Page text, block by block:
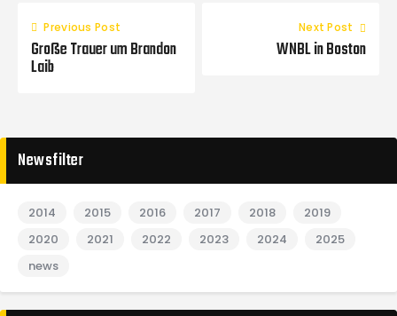
Previous Post
Große Trauer um Brandon
Laib
Next Post
WNBL in Boston
Newsfilter
2014 2015 2016 2017 2018
2019
2020
2021 2022 2023 2024
2025
news